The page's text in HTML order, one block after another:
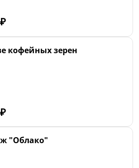
₽
кофейных зерен
₽
"Облако"